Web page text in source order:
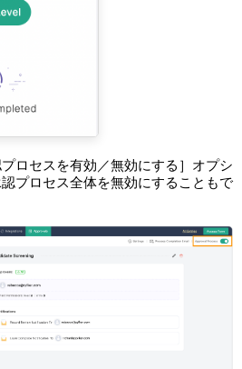
ロセスを有効／無効にする］オプシ
プロセス全体を無効にすることもで